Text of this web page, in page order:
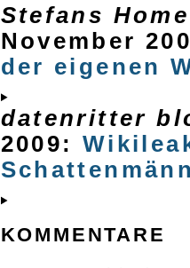
Stefans Home
November
der eigenen
datenritter
2009:
KOMMENTARE